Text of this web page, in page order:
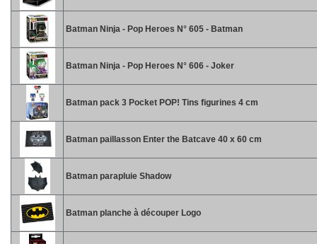
Batman Ninja - Pop Heroes N° 605 - Batman
Batman Ninja - Pop Heroes N° 606 - Joker
Batman pack 3 Pocket POP! Tins figurines 4 cm
Batman paillasson Enter the Batcave 40 x 60 cm
Batman parapluie Shadow
Batman planche à découper Logo